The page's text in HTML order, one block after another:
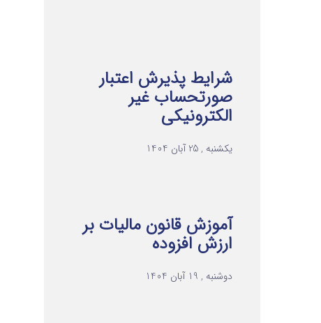
شرایط پذیرش اعتبار
صورتحساب غیر
الکترونیکی
یکشنبه , 25 آبان 1404
آموزش قانون مالیات بر
ارزش افزوده
دوشنبه , 19 آبان 1404